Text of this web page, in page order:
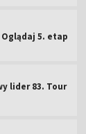
Oglądaj 5. etap
lider 83. Tour